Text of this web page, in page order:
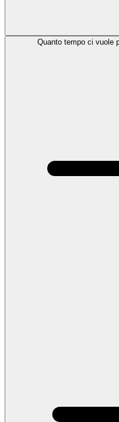
Quanto tempo ci vuole